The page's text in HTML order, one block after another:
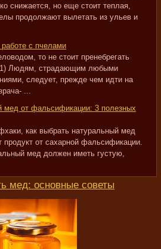
снижается, но еще стоит теплая,
продолжают вылетать из ульев и
работе с пчелами
то не стоит пренебрегать
Людям, страдающим любыми
следует, прежде чем идти на
...
мед от фальсификации: 3 полезных
как выбрать натуральный мед
продукт от сахарной фальсификации.
мед должен иметь густую,
мед: основные советы